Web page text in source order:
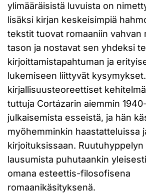
ylimääräisistä luvuista on
lisäksi kirjan keskeisimpiä
tekstit tuovat romaaniin vahvan
tason ja nostavat sen yhdeksi
kirjoittamistapahtuman ja
lukemiseen liittyvät
kirjallisuusteoreettiset
tuttuja Cortázarin aiemmin
julkaisemista esseistä, ja hän
myöhemminkin haastatteluissa
kirjoituksissaan. Ruutuhyppelyn
lausumista puhutaankin
omana esteettis-filosofisena
romaanikäsityksenä.